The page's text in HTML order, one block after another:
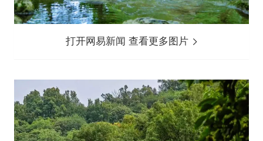
打开网易新闻 查看更多图片